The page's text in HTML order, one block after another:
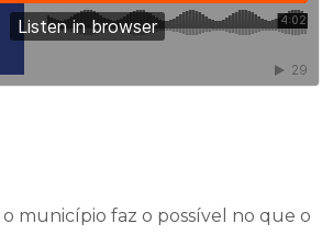
município faz o possível no que o